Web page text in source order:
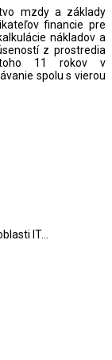
mzdy a základy
financie pre
nákladov a
z prostredia
toho 11 rokov v
spolu s vierou
IT...